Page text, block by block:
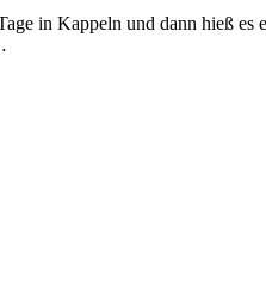
in Kappeln und dann hieß